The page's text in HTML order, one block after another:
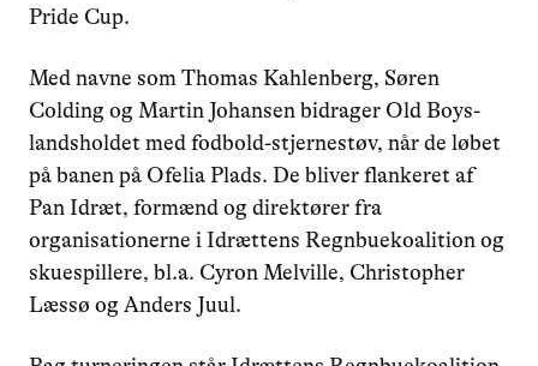
Pride Cup.
Med navne som Thomas Kahlenberg, Søren
Colding og Martin Johansen bidrager Old Boys-
landsholdet med fodbold-stjernestøv, når de løbet
på banen på Ofelia Plads. De bliver flankeret af
Pan Idræt, formænd og direktører fra
organisationerne i Idrættens Regnbuekoalition og
skuespillere, bl.a. Cyron Melville, Christopher
Læssø og Anders Juul.